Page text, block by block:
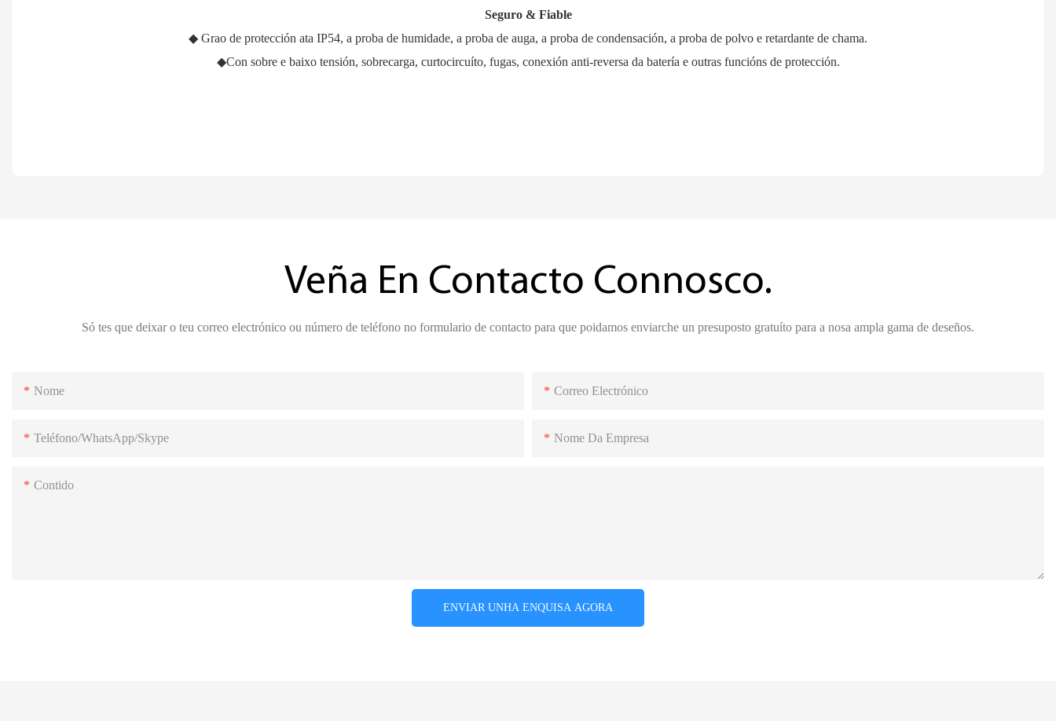
Seguro & Fiable
◆ Grao de protección ata IP54, a proba de humidade, a proba de auga, a proba de condensación, a proba de polvo e retardante de chama.
◆Con sobre e baixo tensión, sobrecarga, curtocircuíto, fugas, conexión anti-reversa da batería e outras funcións de protección.
Veña En Contacto Connosco.
Só tes que deixar o teu correo electrónico ou número de teléfono no formulario de contacto para que poidamos enviarche un presuposto gratuíto para a nosa ampla gama de deseños.
Nome Correo Electrónico
Teléfono/WhatsApp/Skype Nome Da Empresa
Contido
ENVIAR UNHA ENQUISA AGORA